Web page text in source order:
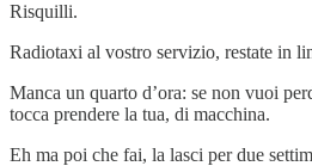
Risquilli.
Radiotaxi al vostro servizio, restate in
Manca un quarto d’ora: se non vuoi
tocca prendere la tua, di macchina.
Eh ma poi che fai, la lasci per due